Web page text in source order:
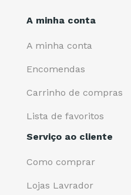
A minha conta
A minha conta
Encomendas
Carrinho de compras
Lista de favoritos
Serviço ao cliente
Como comprar
Lojas Lavrador